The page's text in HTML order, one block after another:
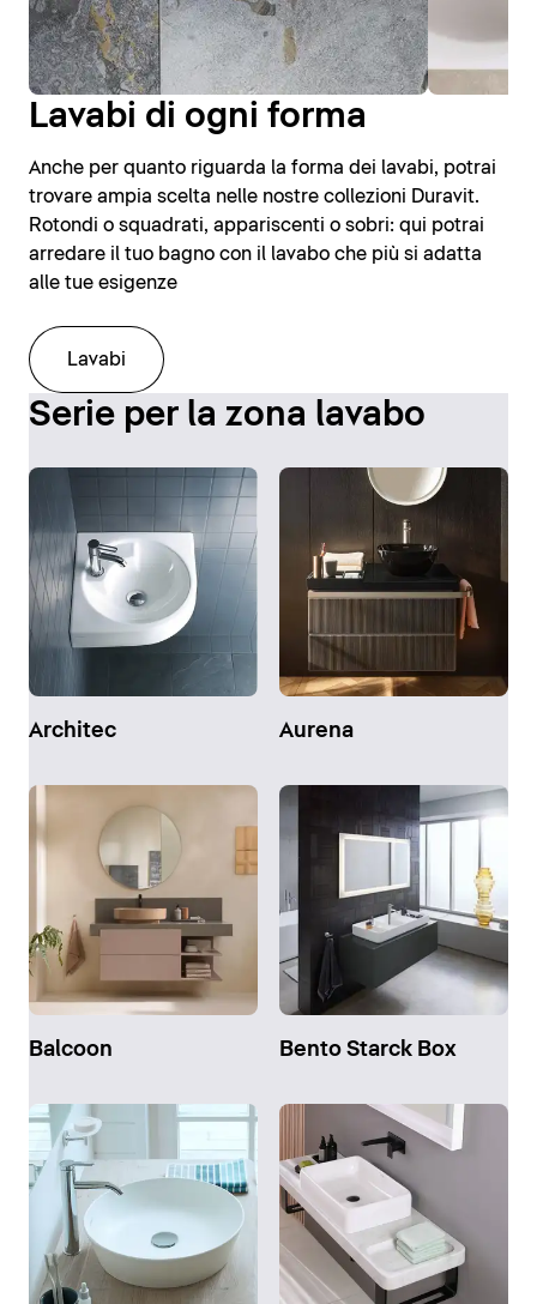
Lavabi di ogni forma
Anche per quanto riguarda la forma dei lavabi, potrai
trovare ampia scelta nelle nostre collezioni Duravit.
Rotondi o squadrati, appariscenti o sobri: qui potrai
arredare il tuo bagno con il lavabo che più si adatta
alle tue esigenze
Lavabi
Serie per la zona lavabo
Architec Aurena
Balcoon Bento Starck Box